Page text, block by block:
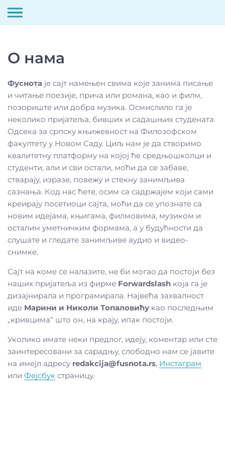
цонтент
О нама
Фуснота је сајт намењен свима које занима писање
и читање поезије, прича или романа, као и филм,
позориште или добра музика. Осмислило га је
неколико пријатеља, бивших и садашњих студената
Одсека за српску књижевност на Филозофском
факултету у Новом Саду. Циљ нам је да створимо
квалитетну платформу на којој ће средњошколци и
студенти, али и сви остали, моћи да се забаве,
стварају, изразе, повежу и стекну занимљива
сазнања. Код нас ћете, осим са садржајем који сами
креирају посетиоци сајта, моћи да се упознате са
новим идејама, књигама, филмовима, музиком и
осталим уметничким формама, а у будућности да
слушате и гледате занимљиве аудио и видео-
снимке.
Сајт на коме се налазите, не би могао да постоји без
наших пријатеља из фирме Forwardslash која га је
дизајнирала и програмирала. Највећа захвалност
иде Марини и Николи Топаловићу као последњим
„кривцима“ што он, на крају, ипак постоји.
Уколико имате неки предлог, идеју, коментар или сте
заинтересовани за сарадњу, слободно нам се јавите
на имејл адресу redakcija@fusnota.rs, Инстаграм
или Фејсбук страницу.